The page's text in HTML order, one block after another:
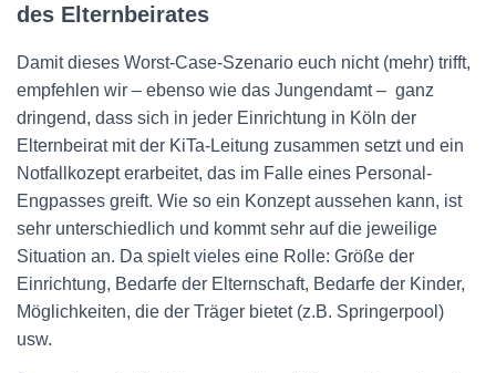
des Elternbeirates
Damit dieses Worst-Case-Szenario euch nicht (mehr) trifft,
empfehlen wir – ebenso wie das Jungendamt – ganz
dringend, dass sich in jeder Einrichtung in Köln der
Elternbeirat mit der KiTa-Leitung zusammen setzt und ein
Notfallkozept erarbeitet, das im Falle eines Personal-
Engpasses greift. Wie so ein Konzept aussehen kann, ist
sehr unterschiedlich und kommt sehr auf die jeweilige
Situation an. Da spielt vieles eine Rolle: Größe der
Einrichtung, Bedarfe der Elternschaft, Bedarfe der Kinder,
Möglichkeiten, die der Träger bietet (z.B. Springerpool)
usw.